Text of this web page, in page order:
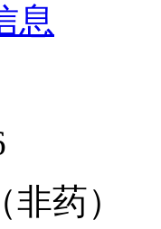
息
药）